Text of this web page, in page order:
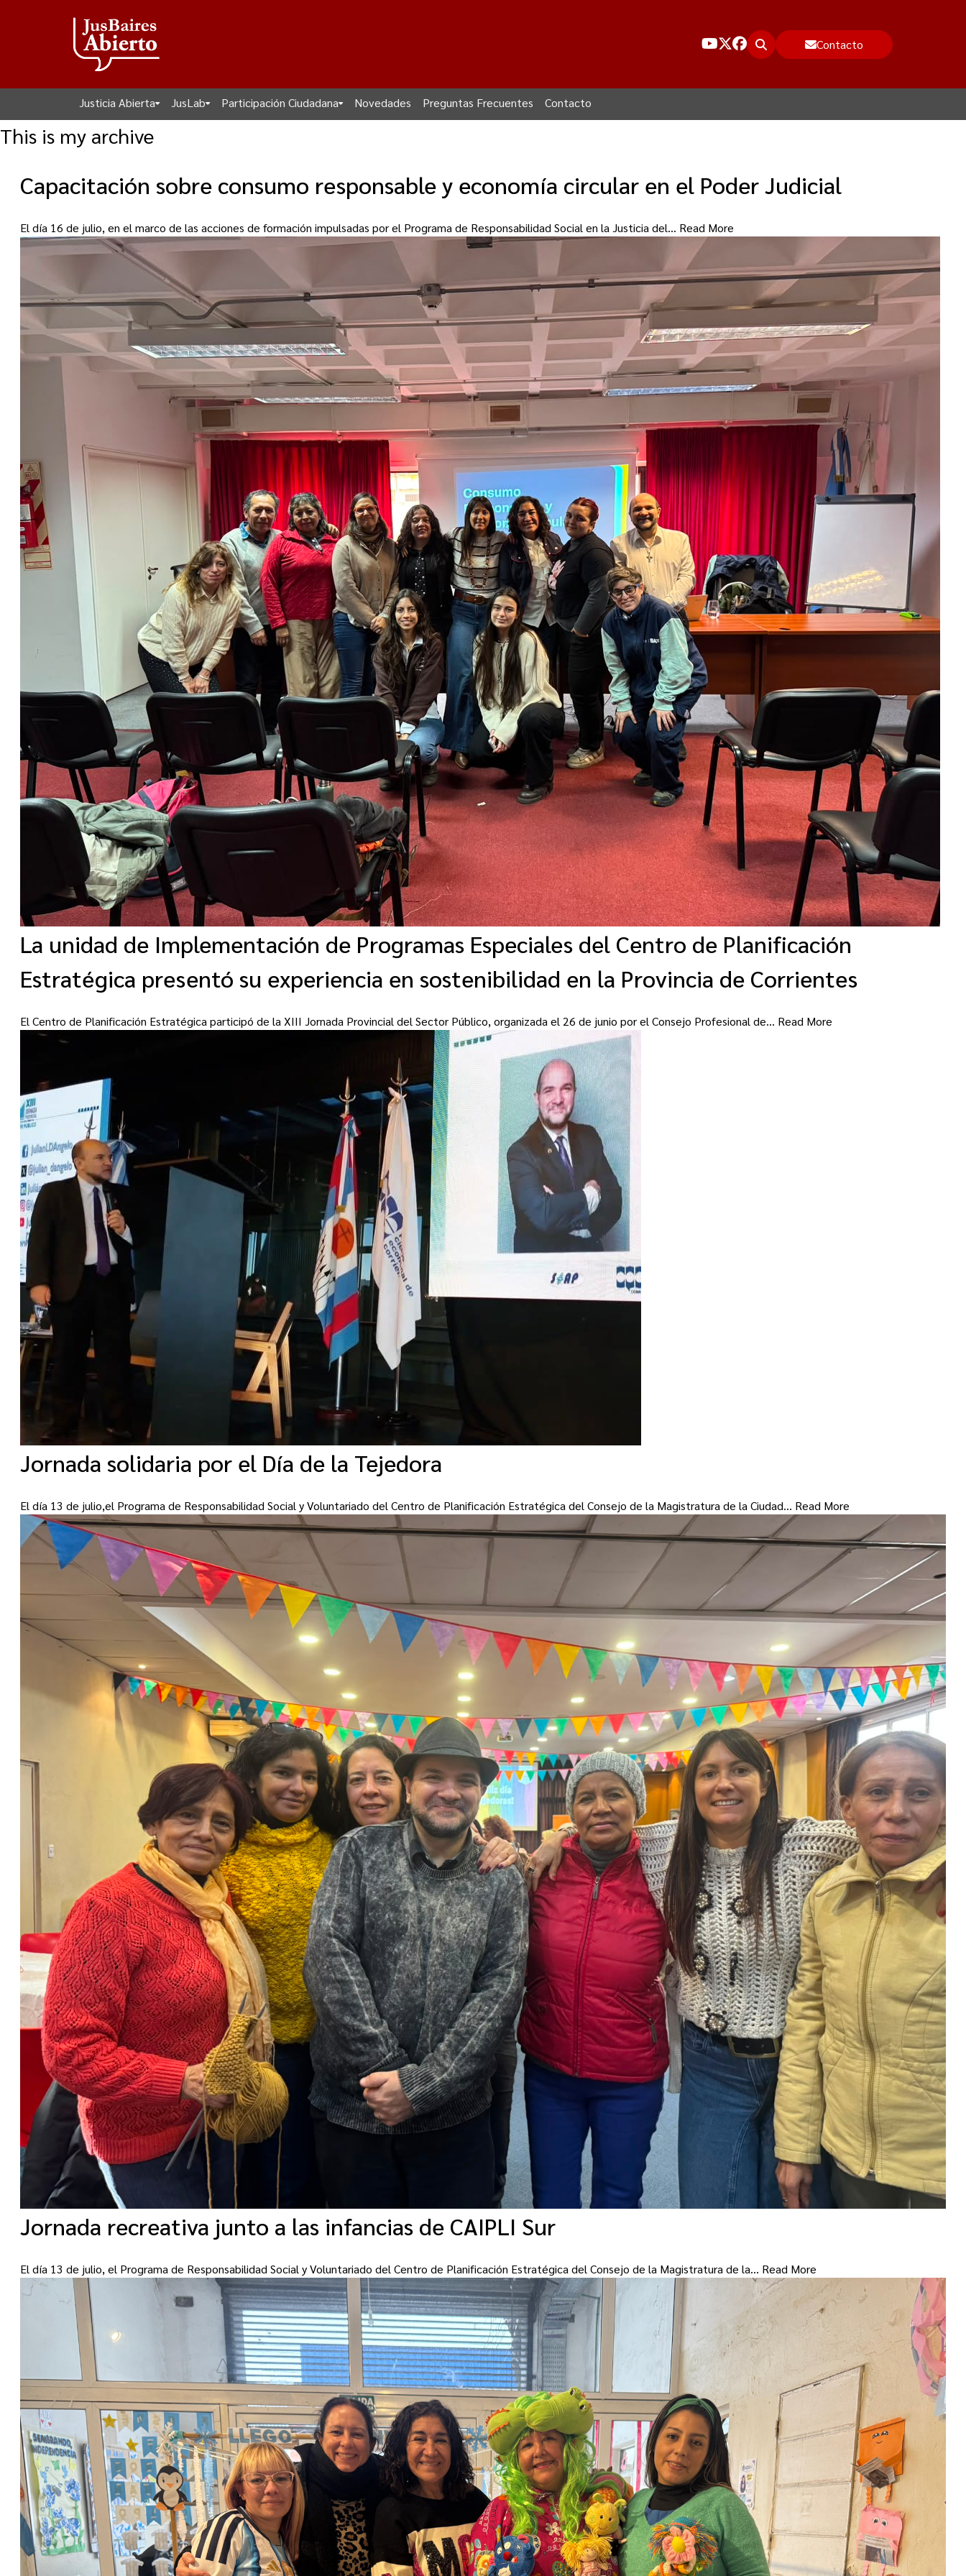
Contacto
Justicia Abierta JusLab Participación Ciudadana Novedades Preguntas Frecuentes Contacto
This is my archive
Capacitación sobre consumo responsable y economía circular en el Poder Judicial
El día 16 de julio, en el marco de las acciones de formación impulsadas por el Programa de Responsabilidad Social en la Justicia del… Read More
La unidad de Implementación de Programas Especiales del Centro de Planificación
Estratégica presentó su experiencia en sostenibilidad en la Provincia de Corrientes
El Centro de Planificación Estratégica participó de la XIII Jornada Provincial del Sector Público, organizada el 26 de junio por el Consejo Profesional de… Read More
Jornada solidaria por el Día de la Tejedora
El día 13 de julio,el Programa de Responsabilidad Social y Voluntariado del Centro de Planificación Estratégica del Consejo de la Magistratura de la Ciudad… Read More
Jornada recreativa junto a las infancias de CAIPLI Sur
El día 13 de julio, el Programa de Responsabilidad Social y Voluntariado del Centro de Planificación Estratégica del Consejo de la Magistratura de la… Read More